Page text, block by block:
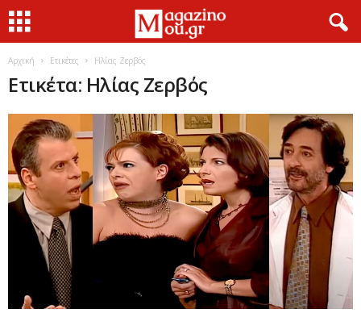
Αρχική Ετικέτες Ηλίας Ζερβός
Ετικέτα: Ηλίας Ζερβός